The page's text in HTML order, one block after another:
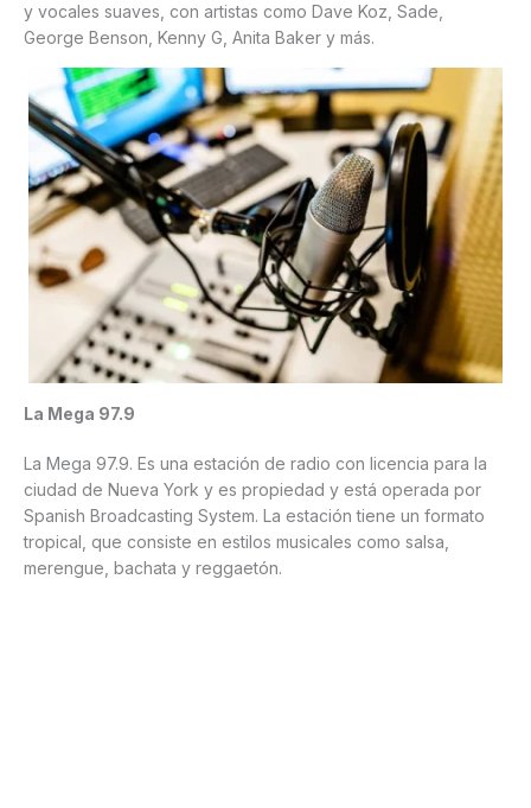
y vocales suaves, con artistas como Dave Koz, Sade,
George Benson, Kenny G, Anita Baker y más.
La Mega 97.9
La Mega 97.9. Es una estación de radio con licencia para la
ciudad de Nueva York y es propiedad y está operada por
Spanish Broadcasting System. La estación tiene un formato
tropical, que consiste en estilos musicales como salsa,
merengue, bachata y reggaetón.